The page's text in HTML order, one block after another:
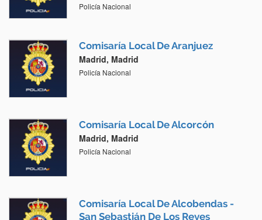
Policía Nacional
Comisaría Local De Aranjuez
Madrid, Madrid
Policía Nacional
Comisaría Local De Alcorcón
Madrid, Madrid
Policía Nacional
Comisaría Local De Alcobendas -
San Sebastián De Los Reyes